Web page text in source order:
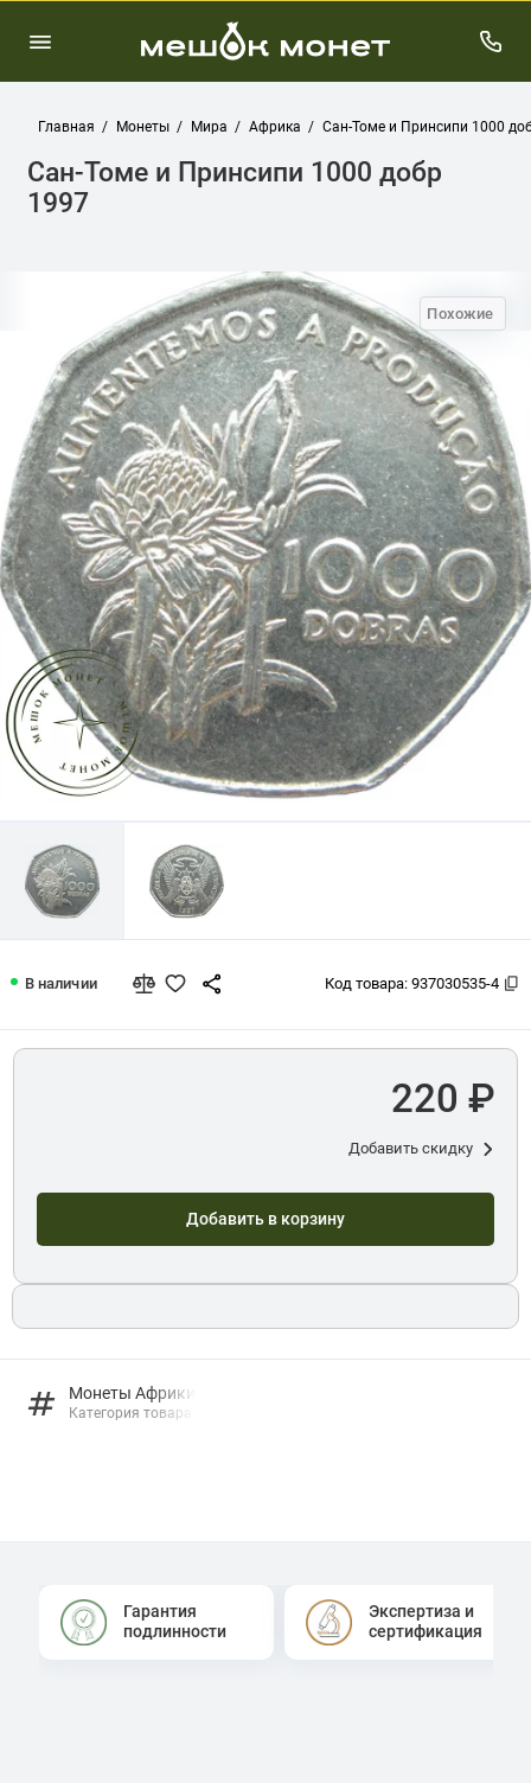
Главная Монеты Мира Африка Сан-Томе и Принсипи 1000
Сан-Томе и Принсипи 1000 добр
1997
Похожие
В наличии Код товара: 937030535-4
Монеты Африки
Категория товара
220 ₽
Добавить скидку
Добавить в корзину
Гарантия
подлинности
Экспертиза и
сертификация